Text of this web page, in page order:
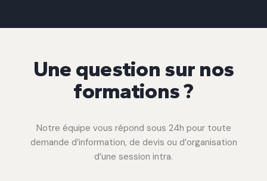
Une question sur nos
formations ?
Notre équipe vous répond sous 24h pour toute
demande d’information, de devis ou d’organisation
d’une session intra.